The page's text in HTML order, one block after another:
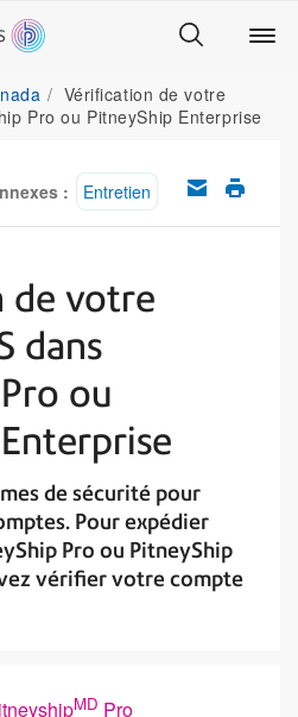
Vérification de votre
Pro ou PitneyShip Enterprise
: Entretien
de votre
dans
ou
de sécurité pour
Pour expédier
Pro ou PitneyShip
vérifier votre compte
MD Pro